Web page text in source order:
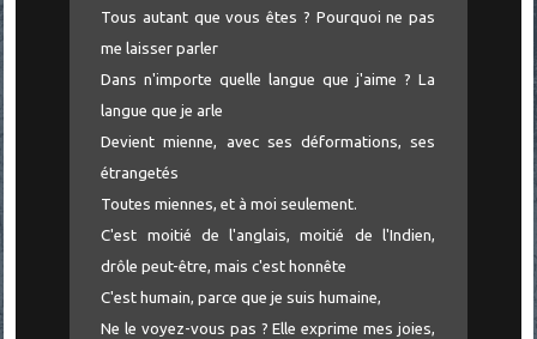
Tous autant que vous êtes ? Pourquoi ne pas
me laisser parler
Dans n'importe quelle langue que j'aime ? La
langue que je arle
Devient mienne, avec ses déformations, ses
étrangetés
Toutes miennes, et à moi seulement.
C'est moitié de l'anglais, moitié de l'Indien,
drôle peut-être, mais c'est honnête
C'est humain, parce que je suis humaine,
Ne le voyez-vous pas ? Elle exprime mes joies,